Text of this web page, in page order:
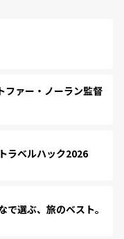
ァー・ノーラン監督
ラベルハック2026
選ぶ、旅のベスト。